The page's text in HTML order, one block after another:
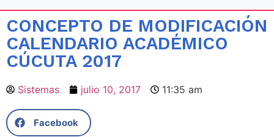
CONCEPTO DE MODIFICACIÓN
CALENDARIO ACADÉMICO
CÚCUTA 2017
Sistemas julio 10, 2017 11:35 am
Facebook